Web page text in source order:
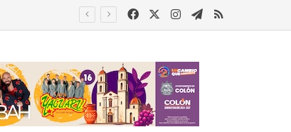
FacebookInstagram
Telegram
RSS